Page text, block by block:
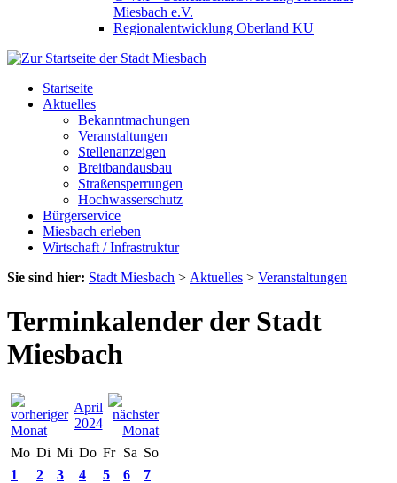
Miesbach e.V.
Regionalentwicklung Oberland KU
Startseite
Aktuelles
Bekanntmachungen
Veranstaltungen
Stellenanzeigen
Breitbandausbau
Straßensperrungen
Hochwasserschutz
Bürgerservice
Miesbach erleben
Wirtschaft / Infrastruktur
Sie sind hier: Stadt Miesbach > Aktuelles > Veranstaltungen
Terminkalender der Stadt
Miesbach
April
2024
Mo Di Mi Do Fr Sa So
1
2 3 4 5 6
7